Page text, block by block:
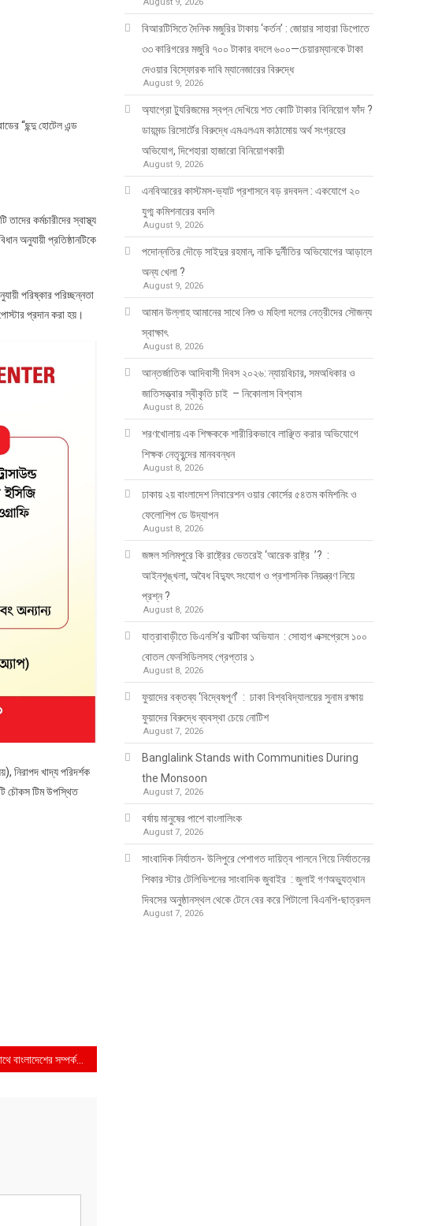
“ছন্দু হোটেল এন্ড
কর্মচারীদের স্বাস্থ্য
অনুযায়ী প্রতিষ্ঠানটিকে
পরিষ্কার পরিচ্ছন্নতা
প্রদান করা হয়।
নিরাপদ খাদ্য পরিদর্শক
চৌকস টিম উপস্থিত
রাশিয়া চীনের সাথে বাংলাদেশের সম্পর্ক নিয়ে উদ্বেগ নেই যুক্তরাষ্ট্রের
বিআরটিসিতে দৈনিক মজুরির টাকায় ‘কর্তন’ : জোয়ার সাহারা ডিপোতে
৩৩ কারিগরের মজুরি ৭০০ টাকার বদলে ৬০০—চেয়ারম্যানকে টাকা
দেওয়ার বিস্ফোরক দাবি ম্যানেজারের বিরুদ্ধে
August 9, 2026
অ্যাগ্রো ট্যুরিজমের স্বপ্ন দেখিয়ে শত কোটি টাকার বিনিয়োগ ফাঁদ ?
ডায়মন্ড রিসোর্টের বিরুদ্ধে এমএলএম কাঠামোয় অর্থ সংগ্রহের
অভিযোগ, দিশেহারা হাজারো বিনিয়োগকারী
August 9, 2026
এনবিআরের কাস্টমস-ভ্যাট প্রশাসনে বড় রদবদল : একযোগে ২০
যুগ্ম কমিশনারের বদলি
August 9, 2026
পদোন্নতির দৌড়ে সাইদুর রহমান, নাকি দুর্নীতির অভিযোগের আড়ালে
অন্য খেলা ?
August 9, 2026
আমান উল্লাহ আমানের সাথে নিশু ও মহিলা দলের নেত্রীদের সৌজন্য
স্বাক্ষাৎ
August 8, 2026
আন্তর্জাতিক আদিবাসী দিবস ২০২৬: ন্যায়বিচার, সমঅধিকার ও
জাতিসত্ত্বার স্বীকৃতি চাই – নিকোলাস বিশ্বাস
August 8, 2026
শরণখোলায় এক শিক্ষককে শারীরিকভাবে লাঞ্ছিত করার অভিযোগে
শিক্ষক নেতৃবৃন্দের মানববন্ধন
August 8, 2026
ঢাকায় ২য় বাংলাদেশ লিবারেশন ওয়ার কোর্সের ৫৪তম কমিশনিং ও
ফেলোশিপ ডে উদ্‌যাপন
August 8, 2026
জঙ্গল সলিমপুরে কি রাষ্ট্রের ভেতরেই ‘আরেক রাষ্ট্র ’? :
আইনশৃঙ্খলা, অবৈধ বিদ্যুৎ সংযোগ ও প্রশাসনিক নিয়ন্ত্রণ নিয়ে
প্রশ্ন ?
August 8, 2026
যাত্রাবাড়ীতে ডিএনসি’র ঝটিকা অভিযান : সোহাগ এক্সপ্রেসে ১০০
বোতল ফেনসিডিলসহ গ্রেপ্তার ১
August 8, 2026
ফুয়াদের বক্তব্য ‘বিদ্বেষপূর্ণ’ : ঢাকা বিশ্ববিদ্যালয়ের সুনাম রক্ষায়
ফুয়াদের বিরুদ্ধে ব্যবস্থা চেয়ে নোটিশ
August 7, 2026
Banglalink Stands with Communities During
the Monsoon
August 7, 2026
বর্ষায় মানুষের পাশে বাংলালিংক
August 7, 2026
সাংবাদিক নির্যাতন- উলিপুরে পেশাগত দায়িত্ব পালনে গিয়ে নির্যাতনের
শিকার স্টার টেলিভিশনের সাংবাদিক জুবাইর : জুলাই গণঅভ্যুত্থান
দিবসের অনুষ্ঠানস্থল থেকে টেনে বের করে পিটালো বিএনপি-ছাত্রদল
August 7, 2026